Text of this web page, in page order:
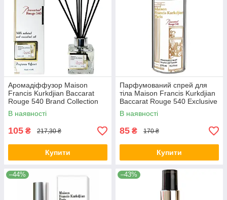
Аромадіффузор Maison
Francis Kurkdjian Baccarat
Rouge 540 Brand Collection
85 мл
В наявності
105 ₴ 217,30 ₴
Купити
Парфумований спрей для
тіла Maison Francis Kurkdjian
Baccarat Rouge 540 Exclusive
EURO 275 мл
В наявності
85 ₴ 170 ₴
Купити
–44% –43%